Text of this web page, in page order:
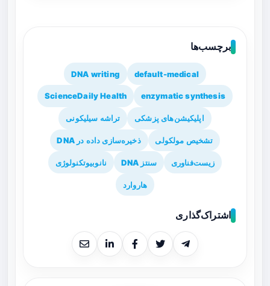
برچسب‌ها
default-medical
DNA writing
enzymatic synthesis
ScienceDaily Health
اپلیکیشن‌های پزشکی تراشه سیلیکونی
تشخیص مولکولی ذخیره‌سازی داده در DNA
زیست‌فناوری سنتز DNA نانوبیوتکنولوژی
هاروارد
اشتراک‌گذاری